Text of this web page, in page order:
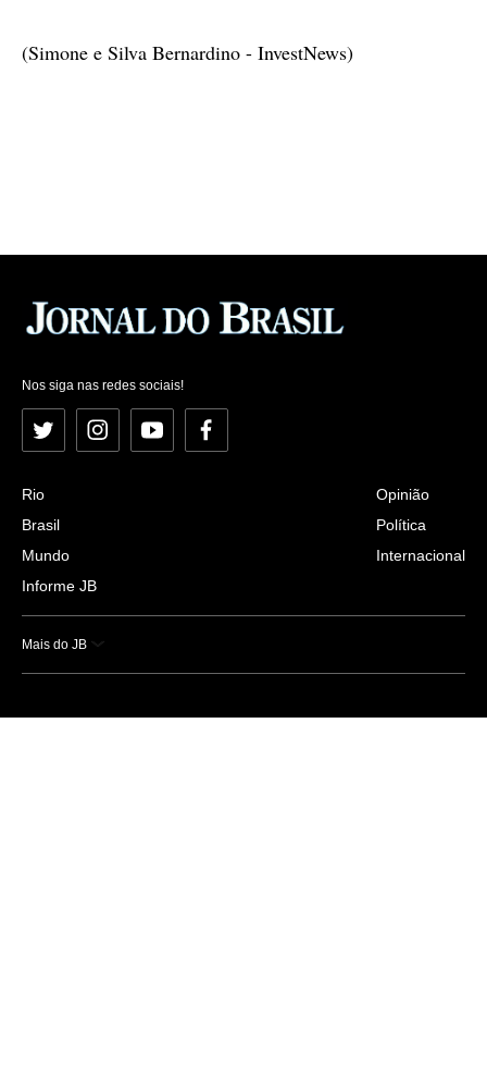
(Simone e Silva Bernardino - InvestNews)
Nos siga nas redes sociais!
Twitter InstagramYouTubeFacebook
Rio
Brasil
Mundo
Informe JB
Opinião
Política
Internacional
Mais do JB
Esportes